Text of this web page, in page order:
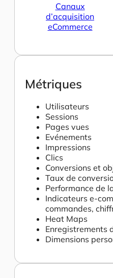
Canaux
d’acquisition
eCommerce
Métriques
Utilisateurs
Sessions
Pages vues
Evénements
Impressions
Clics
Conversions et
Taux de
Performance de
Indicateurs e-
commandes,
Heat Maps
Enregistrements
Dimensions